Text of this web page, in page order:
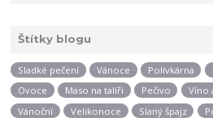
Štítky blogu
Sladké pečení Vánoce Polívkárna
Ovoce
Maso na talíři Pečivo Víno
Vánoční
Velikonoce Slaný špajz